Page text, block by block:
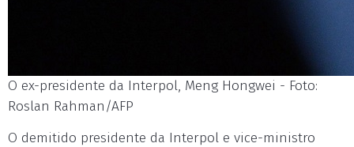
O ex-presidente da Interpol, Meng Hongwei - Foto:
Roslan Rahman/AFP
O demitido presidente da Interpol e vice-ministro